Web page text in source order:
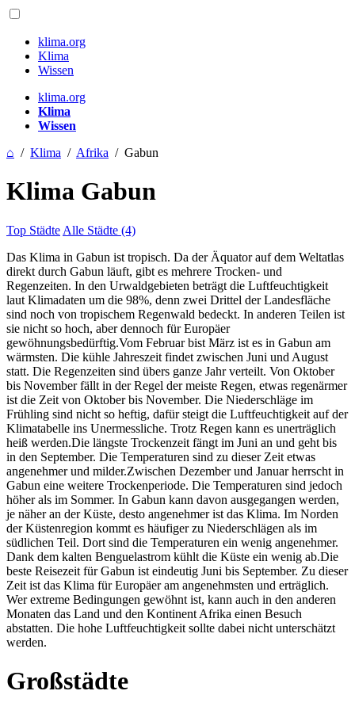
klima.org
Klima
Wissen
klima.org
Klima
Wissen
⌂ / Klima / Afrika / Gabun
Klima Gabun
Top Städte Alle Städte (4)
Das Klima in Gabun ist tropisch. Da der Äquator auf dem Weltatlas
direkt durch Gabun läuft, gibt es mehrere Trocken- und
Regenzeiten. In den Urwaldgebieten beträgt die Luftfeuchtigkeit
laut Klimadaten um die 98%, denn zwei Drittel der Landesfläche
sind noch von tropischem Regenwald bedeckt. In anderen Teilen ist
sie nicht so hoch, aber dennoch für Europäer
gewöhnungsbedürftig.Vom Februar bist März ist es in Gabun am
wärmsten. Die kühle Jahreszeit findet zwischen Juni und August
statt. Die Regenzeiten sind übers ganze Jahr verteilt. Von Oktober
bis November fällt in der Regel der meiste Regen, etwas regenärmer
ist die Zeit von Oktober bis November. Die Niederschläge im
Frühling sind nicht so heftig, dafür steigt die Luftfeuchtigkeit auf der
Klimatabelle ins Unermessliche. Trotz Regen kann es unerträglich
heiß werden.Die längste Trockenzeit fängt im Juni an und geht bis
in den September. Die Temperaturen sind zu dieser Zeit etwas
angenehmer und milder.Zwischen Dezember und Januar herrscht in
Gabun eine weitere Trockenperiode. Die Temperaturen sind jedoch
höher als im Sommer. In Gabun kann davon ausgegangen werden,
je näher an der Küste, desto angenehmer ist das Klima. Im Norden
der Küstenregion kommt es häufiger zu Niederschlägen als im
südlichen Teil. Dort sind die Temperaturen ein wenig angenehmer.
Dank dem kalten Benguelastrom kühlt die Küste ein wenig ab.Die
beste Reisezeit für Gabun ist eindeutig Juni bis September. Zu dieser
Zeit ist das Klima für Europäer am angenehmsten und erträglich.
Wer extreme Bedingungen gewöhnt ist, kann auch in den anderen
Monaten das Land und den Kontinent Afrika einen Besuch
abstatten. Die hohe Luftfeuchtigkeit sollte dabei nicht unterschätzt
werden.
Großstädte